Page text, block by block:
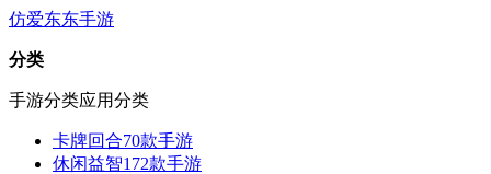
仿爱东东手游
分类
手游分类应用分类
卡牌回合70款手游
休闲益智172款手游